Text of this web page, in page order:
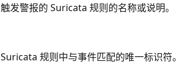
触发警报的 Suricata 规则的名称或说明。
Suricata 规则中与事件匹配的唯一标识符。